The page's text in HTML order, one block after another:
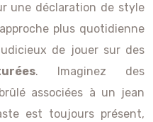
une déclaration de style
plus quotidienne
de jouer sur des
. Imaginez des
associées à un jean
est toujours présent,